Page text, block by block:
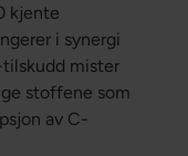
kjente
i synergi
mister
stoffene som
av C-